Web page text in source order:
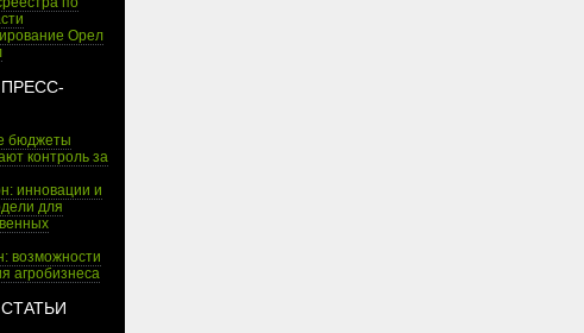
Орел
бюджеты
контроль за
инновации и
для
возможности
агробизнеса